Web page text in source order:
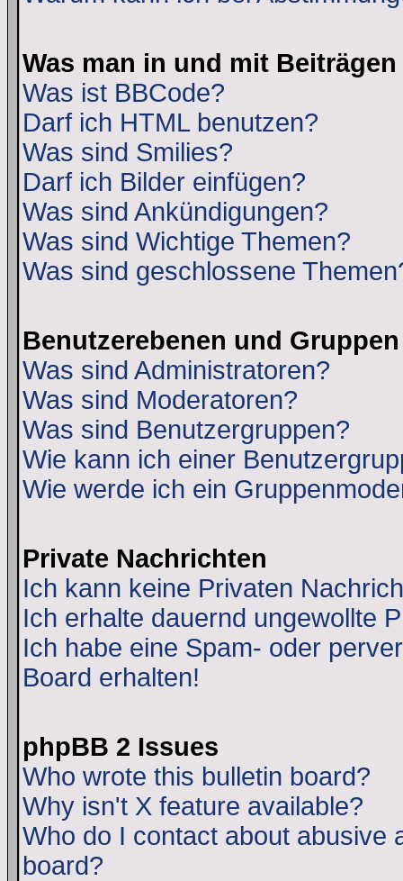
Was man in und mit
Was ist BBCode?
Darf ich HTML benutzen?
Was sind Smilies?
Darf ich Bilder einfügen?
Was sind Ankündigungen?
Was sind Wichtige Themen?
Was sind geschlossene
Benutzerebenen und Gruppen
Was sind Administratoren?
Was sind Moderatoren?
Was sind Benutzergruppen?
Wie kann ich einer
Wie werde ich ein
Private Nachrichten
Ich kann keine Privaten
Ich erhalte dauernd ungewollte
Ich habe eine Spam- oder
Board erhalten!
phpBB 2 Issues
Who wrote this bulletin board?
Why isn't X feature available?
Who do I contact about abusive
board?